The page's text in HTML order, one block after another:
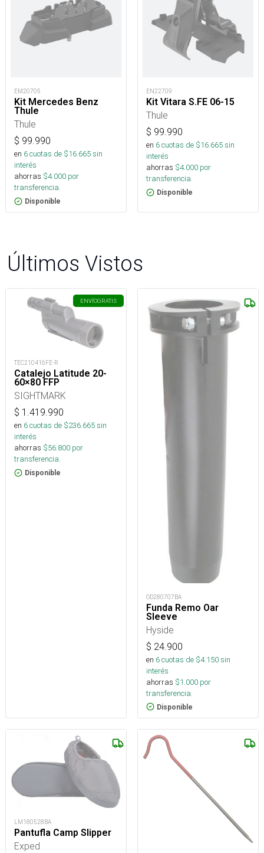
EM20705
Kit Mercedes Benz
Thule
Thule
$ 99.990
en 6cuotas de $16.665sin
interés
ahorras $4.000 por
transferencia.
Disponible
EN22709
Kit Vitara S.FE 06-15
Thule
$ 99.990
en 6cuotas de $16.665sin
interés
ahorras $4.000 por
transferencia.
Disponible
Últimos Vistos
ENVÍOGRATIS
TEC210416FE-R
Catalejo Latitude 20-
60×80 FFP
SIGHTMARK
$ 1.419.990
en 6cuotas de $236.665sin
interés
ahorras $56.800 por
transferencia.
Disponible
OD280707BA
Funda Remo Oar
Sleeve
Hyside
$ 24.900
en 6cuotas de $4.150sin
interés
ahorras $1.000 por
transferencia.
Disponible
LM180528BA
Pantufla Camp Slipper
Exped